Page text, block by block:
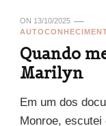
ON 13/10/2025
Quando
Marilyn
Em um dos
Monroe,